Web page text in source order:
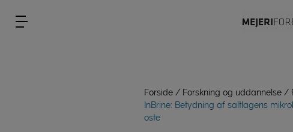
Forside Forskning og uddannelse
InBrine: Betydning af saltlagens
oste